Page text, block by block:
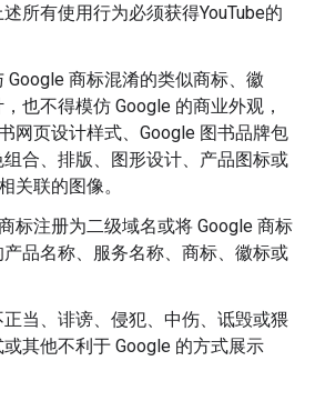
所有使用行为必须获得YouTube的
Google 商标混淆的类似商标、徽
也不得模仿 Google 的商业外观，
网页设计样式、Google 图书品牌包
合、排版、图形设计、产品图标或
关联的图像。
标注册为二级域名或将 Google 商标
品名称、服务名称、商标、徽标或
当、诽谤、侵犯、中伤、诋毁或猥
其他不利于 Google 的方式展示